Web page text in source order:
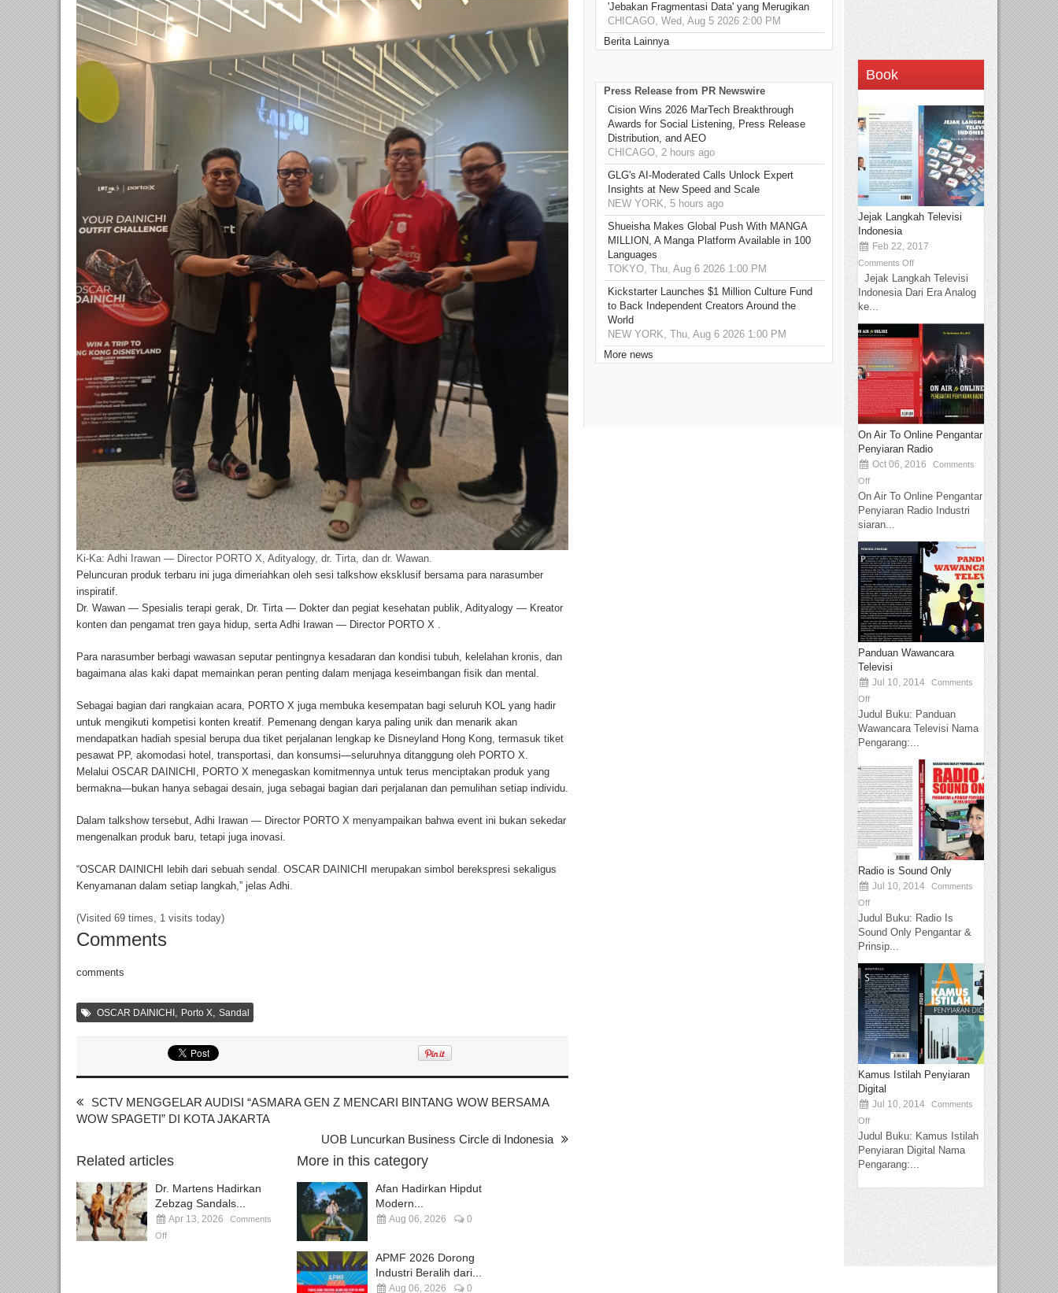
Ki-Ka: Adhi Irawan — Director PORTO X, Adityalogy, dr. Tirta, dan dr. Wawan.
Peluncuran produk terbaru ini juga dimeriahkan oleh sesi talkshow eksklusif bersama para narasumber
inspiratif.
Dr. Wawan — Spesialis terapi gerak, Dr. Tirta — Dokter dan pegiat kesehatan publik, Adityalogy — Kreator
konten dan pengamat tren gaya hidup, serta Adhi Irawan — Director PORTO X .
Para narasumber berbagi wawasan seputar pentingnya kesadaran dan kondisi tubuh, kelelahan kronis, dan
bagaimana alas kaki dapat memainkan peran penting dalam menjaga keseimbangan fisik dan mental.
Sebagai bagian dari rangkaian acara, PORTO X juga membuka kesempatan bagi seluruh KOL yang hadir
untuk mengikuti kompetisi konten kreatif. Pemenang dengan karya paling unik dan menarik akan
mendapatkan hadiah spesial berupa dua tiket perjalanan lengkap ke Disneyland Hong Kong, termasuk tiket
pesawat PP, akomodasi hotel, transportasi, dan konsumsi—seluruhnya ditanggung oleh PORTO X.
Melalui OSCAR DAINICHI, PORTO X menegaskan komitmennya untuk terus menciptakan produk yang
bermakna—bukan hanya sebagai desain, juga sebagai bagian dari perjalanan dan pemulihan setiap individu.
Dalam talkshow tersebut, Adhi Irawan — Director PORTO X menyampaikan bahwa event ini bukan sekedar
mengenalkan produk baru, tetapi juga inovasi.
“OSCAR DAINICHI lebih dari sebuah sendal. OSCAR DAINICHI merupakan simbol berekspresi sekaligus
Kenyamanan dalam setiap langkah,” jelas Adhi.
(Visited 69 times, 1 visits today)
Comments
comments
OSCAR DAINICHI Porto X Sandal
SCTV MENGGELAR AUDISI “ASMARA GEN Z MENCARI BINTANG WOW BERSAMA
WOW SPAGETI” DI KOTA JAKARTA
UOB Luncurkan Business Circle di Indonesia
Related articles
Dr. Martens Hadirkan
Zebzag Sandals...
Apr 13, 2026
Comments
Off
More in this category
Afan Hadirkan Hipdut
Modern...
Aug 06, 2026 0
APMF 2026 Dorong
Industri Beralih dari...
Aug 06, 2026 0
'Jebakan Fragmentasi Data' yang Merugikan
CHICAGO, Wed, Aug 5 2026 2:00 PM
Berita Lainnya
Press Release from PR Newswire
Cision Wins 2026 MarTech Breakthrough
Awards for Social Listening, Press Release
Distribution, and AEO
CHICAGO, 2 hours ago
GLG's AI-Moderated Calls Unlock Expert
Insights at New Speed and Scale
NEW YORK, 5 hours ago
Shueisha Makes Global Push With MANGA
MILLION, A Manga Platform Available in 100
Languages
TOKYO, Thu, Aug 6 2026 1:00 PM
Kickstarter Launches $1 Million Culture Fund
to Back Independent Creators Around the
World
NEW YORK, Thu, Aug 6 2026 1:00 PM
More news
Book
Jejak Langkah Televisi
Indonesia
Feb 22, 2017
Comments Off
Jejak Langkah Televisi
Indonesia Dari Era Analog
ke...
On Air To Online Pengantar
Penyiaran Radio
Oct 06, 2016
Comments
Off
On Air To Online Pengantar
Penyiaran Radio Industri
siaran...
Panduan Wawancara
Televisi
Jul 10, 2014
Comments
Off
Judul Buku: Panduan
Wawancara Televisi Nama
Pengarang:...
Radio is Sound Only
Jul 10, 2014
Comments
Off
Judul Buku: Radio Is
Sound Only Pengantar &
Prinsip...
Kamus Istilah Penyiaran
Digital
Jul 10, 2014
Comments
Off
Judul Buku: Kamus Istilah
Penyiaran Digital Nama
Pengarang:...